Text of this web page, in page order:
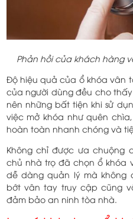
Phản hồi của khách hàng
Độ hiệu quả của ổ khóa vân
của người dùng đều cho
nên những bất tiện khi sử
việc mở khóa như quên
hoàn toàn nhanh chóng và
Không chỉ được ưa chuộng
chủ nhà trọ đã chọn ổ khóa
dễ dàng quản lý mà không
bớt vân tay truy cập cũng
đảm bảo an ninh tòa nhà.